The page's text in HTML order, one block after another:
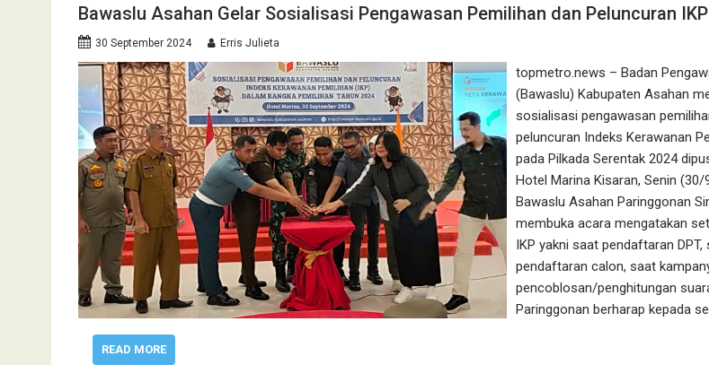
Bawaslu Asahan Gelar Sosialisasi Pengawasan Pemilihan dan Peluncuran IKP
30 September 2024 Erris Julieta
topmetro.news – Badan
(Bawaslu) Kabupaten Asahan
sosialisasi pengawasan
peluncuran Indeks Kerawanan
pada Pilkada Serentak 2024
Hotel Marina Kisaran, Senin
Bawaslu Asahan Paringgonan
membuka acara mengatakan
IKP yakni saat pendaftaran DPT,
pendaftaran calon, saat
pencoblosan/penghitungan
Paringgonan berharap kepada
READ MORE